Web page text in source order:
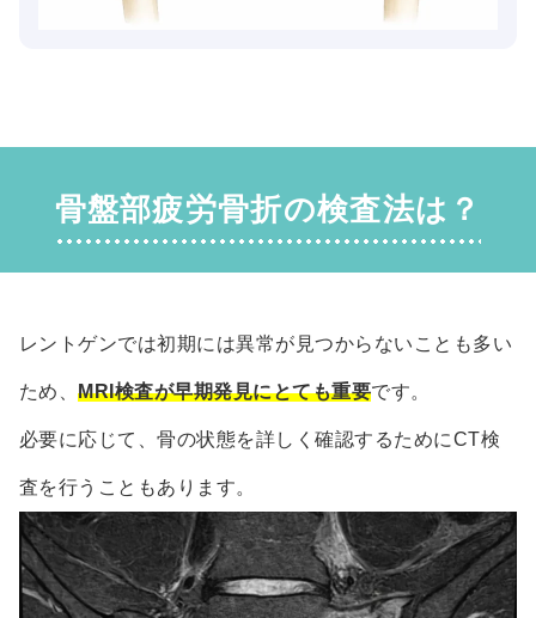
骨盤部疲労骨折の検査法は？
レントゲンでは初期には異常が見つからないことも多い
ため、MRI検査が早期発見にとても重要です。
必要に応じて、骨の状態を詳しく確認するためにCT検
査を行うこともあります。